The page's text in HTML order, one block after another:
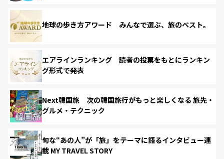
地球の歩き方アワード みんなで選ぶ、旅のベスト。
エアラインランキング 読者の投票をもとにランキン
グ形式で発表
Next韓国旅 次の韓国旅行がもっと楽しくなる 旅先・
グルメ・テクニック
旬な“あの人”が「旅」をテーマに語るインタビュー連
載 MY TRAVEL STORY